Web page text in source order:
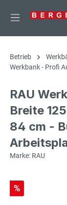
springen
Betrieb
Werkbank - Profi
RAU
Breite
84 cm -
Marke: RAU
%